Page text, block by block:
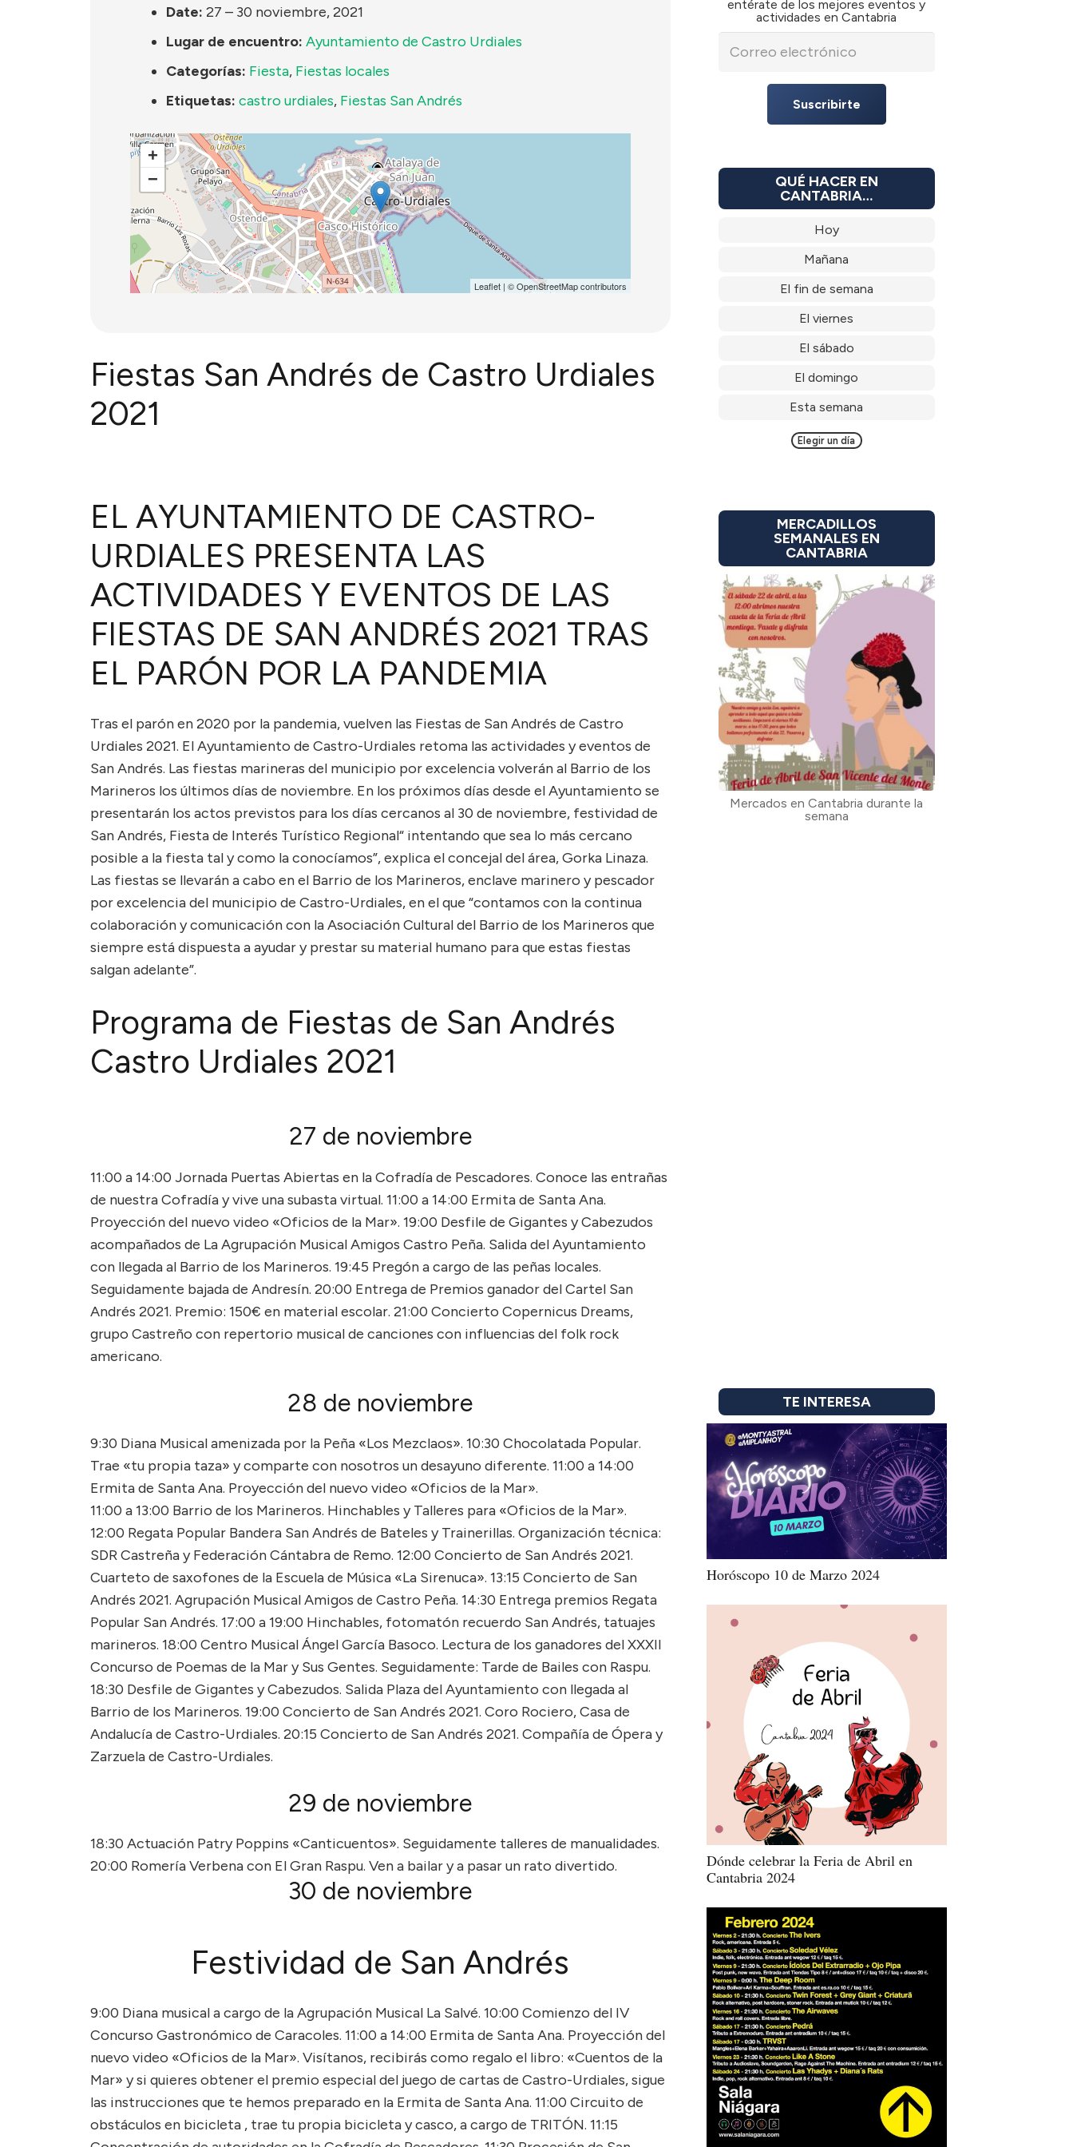
Date: 27 – 30 noviembre, 2021
Lugar de encuentro: Ayuntamiento de Castro Urdiales
Categorías: Fiesta, Fiestas locales
Etiquetas: castro urdiales, Fiestas San Andrés
+
−
Leaflet| ©OpenStreetMapcontributors
Fiestas San Andrés de Castro Urdiales
2021
EL AYUNTAMIENTO DE CASTRO-
URDIALES PRESENTA LAS
ACTIVIDADES Y EVENTOS DE LAS
FIESTAS DE SAN ANDRÉS 2021 TRAS
EL PARÓN POR LA PANDEMIA
Tras el parón en 2020 por la pandemia, vuelven las Fiestas de San Andrés de Castro
Urdiales 2021. El Ayuntamiento de Castro-Urdiales retoma las actividades y eventos de
San Andrés. Las fiestas marineras del municipio por excelencia volverán al Barrio de los
Marineros los últimos días de noviembre. En los próximos días desde el Ayuntamiento se
presentarán los actos previstos para los días cercanos al 30 de noviembre, festividad de
San Andrés, Fiesta de Interés Turístico Regional“ intentando que sea lo más cercano
posible a la fiesta tal y como la conocíamos”, explica el concejal del área, Gorka Linaza.
Las fiestas se llevarán a cabo en el Barrio de los Marineros, enclave marinero y pescador
por excelencia del municipio de Castro-Urdiales, en el que “contamos con la continua
colaboración y comunicación con la Asociación Cultural del Barrio de los Marineros que
siempre está dispuesta a ayudar y prestar su material humano para que estas fiestas
salgan adelante”.
Programa de Fiestas de San Andrés
Castro Urdiales 2021
27 de noviembre
11:00 a 14:00 Jornada Puertas Abiertas en la Cofradía de Pescadores. Conoce las entrañas
de nuestra Cofradía y vive una subasta virtual. 11:00 a 14:00 Ermita de Santa Ana.
Proyección del nuevo video «Oficios de la Mar». 19:00 Desfile de Gigantes y Cabezudos
acompañados de La Agrupación Musical Amigos Castro Peña. Salida del Ayuntamiento
con llegada al Barrio de los Marineros. 19:45 Pregón a cargo de las peñas locales.
Seguidamente bajada de Andresín. 20:00 Entrega de Premios ganador del Cartel San
Andrés 2021. Premio: 150€ en material escolar. 21:00 Concierto Copernicus Dreams,
grupo Castreño con repertorio musical de canciones con influencias del folk rock
americano.
28 de noviembre
9:30 Diana Musical amenizada por la Peña «Los Mezclaos». 10:30 Chocolatada Popular.
Trae «tu propia taza» y comparte con nosotros un desayuno diferente. 11:00 a 14:00
Ermita de Santa Ana. Proyección del nuevo video «Oficios de la Mar».
11:00 a 13:00 Barrio de los Marineros. Hinchables y Talleres para «Oficios de la Mar».
12:00 Regata Popular Bandera San Andrés de Bateles y Trainerillas. Organización técnica:
SDR Castreña y Federación Cántabra de Remo. 12:00 Concierto de San Andrés 2021.
Cuarteto de saxofones de la Escuela de Música «La Sirenuca». 13:15 Concierto de San
Andrés 2021. Agrupación Musical Amigos de Castro Peña. 14:30 Entrega premios Regata
Popular San Andrés. 17:00 a 19:00 Hinchables, fotomatón recuerdo San Andrés, tatuajes
marineros. 18:00 Centro Musical Ángel García Basoco. Lectura de los ganadores del XXXII
Concurso de Poemas de la Mar y Sus Gentes. Seguidamente: Tarde de Bailes con Raspu.
18:30 Desfile de Gigantes y Cabezudos. Salida Plaza del Ayuntamiento con llegada al
Barrio de los Marineros. 19:00 Concierto de San Andrés 2021. Coro Rociero, Casa de
Andalucía de Castro-Urdiales. 20:15 Concierto de San Andrés 2021. Compañía de Ópera y
Zarzuela de Castro-Urdiales.
29 de noviembre
18:30 Actuación Patry Poppins «Canticuentos». Seguidamente talleres de manualidades.
20:00 Romería Verbena con El Gran Raspu. Ven a bailar y a pasar un rato divertido.
30 de noviembre
Festividad de San Andrés
9:00 Diana musical a cargo de la Agrupación Musical La Salvé. 10:00 Comienzo del IV
Concurso Gastronómico de Caracoles. 11:00 a 14:00 Ermita de Santa Ana. Proyección del
nuevo video «Oficios de la Mar». Visítanos, recibirás como regalo el libro: «Cuentos de la
Mar» y si quieres obtener el premio especial del juego de cartas de Castro-Urdiales, sigue
las instrucciones que te hemos preparado en la Ermita de Santa Ana. 11:00 Circuito de
obstáculos en bicicleta , trae tu propia bicicleta y casco, a cargo de TRITÓN. 11:15
entérate de los mejores eventos y
actividades en Cantabria
Suscribirte
QUÉ HACER EN
CANTABRIA…
Hoy
Mañana
El fin de semana
El viernes
El sábado
El domingo
Esta semana
Elegir un día
MERCADILLOS
SEMANALES EN
CANTABRIA
Mercados en Cantabria durante la
semana
TE INTERESA
Horóscopo 10 de Marzo 2024
Dónde celebrar la Feria de Abril en
Cantabria 2024